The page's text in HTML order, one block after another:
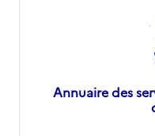
Annuaire des